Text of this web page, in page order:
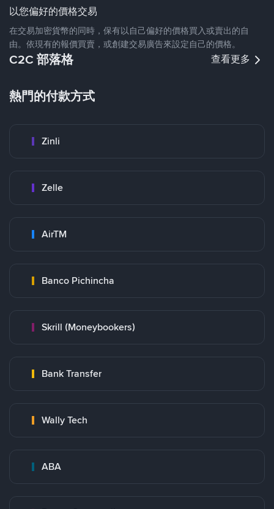
以您偏好的價格交易
在交易加密貨幣的同時，保有以自己偏好的價格買入或賣出的自
由。依現有的報價買賣，或創建交易廣告來設定自己的價格。
C2C 部落格 查看更多
熱門的付款方式
Zinli
Zelle
AirTM
Banco Pichincha
Skrill (Moneybookers)
Bank Transfer
Wally Tech
ABA